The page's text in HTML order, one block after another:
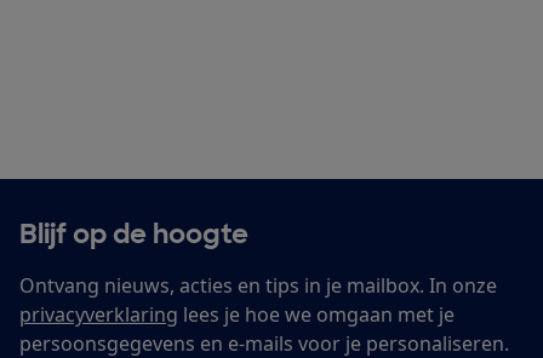
Blijf op de hoogte
Ontvang nieuws, acties en tips in je mailbox. In onze
privacyverklaring lees je hoe we omgaan met je
persoonsgegevens en e-mails voor je personaliseren.